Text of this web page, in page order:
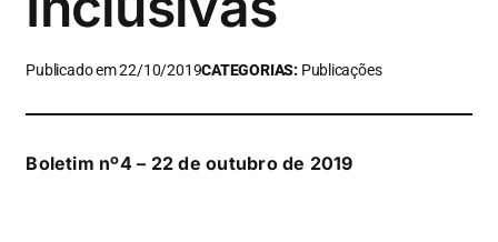
Publicado em 22/10/2019CATEGORIAS: Publicações
Boletim nº4 – 22 de outubro de 2019